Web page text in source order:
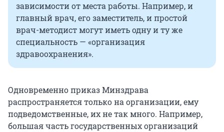
зависимости от места работы. Например, и
главный врач, его заместитель, и простой
врач-методист могут иметь одну и ту же
специальность — «организация
здравоохранения».
Одновременно приказ Минздрава
распространяется только на организации, ему
подведомственные, их не так много. Например,
большая часть государственных организаций